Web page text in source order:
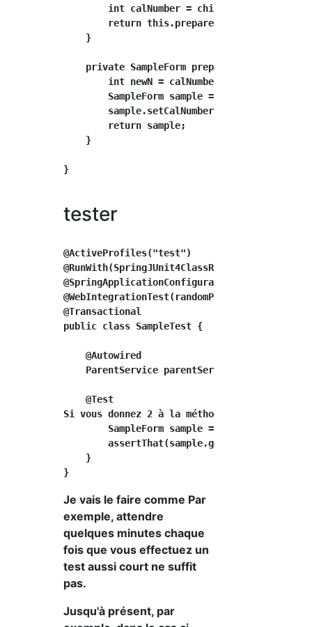
int calNumber =
        return this.prepared(calNumber);
    }
private SampleForm prepared(int
        int newN = calNumber * 2;
SampleForm sample = new
        sample.setCalNumber(newN);
        return sample;
    }
}
tester
@ActiveProfiles("test")
@RunWith(SpringJUnit4ClassRunner.class)
@SpringApplicationConfiguration(classes =
@WebIntegrationTest(randomPort = true)
@Transactional
public class SampleTest {
    @Autowired
    ParentService parentService;
    @Test
Si vous donnez 2 à la méthode publique void
SampleForm sample =
assertThat(sample.getCalNumber(),
    }
Je vais le faire comme Par
exemple, attendre
quelques minutes chaque
fois que vous effectuez un
test aussi court ne suffit
pas.
Jusqu'à présent, par